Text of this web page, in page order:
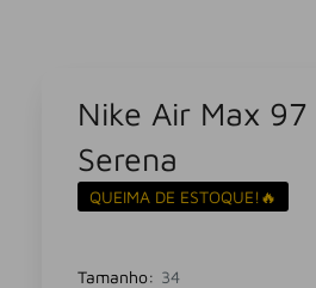
Nike Air Max
Serena
QUEIMA DE ESTOQUE!🔥
Tamanho: 34